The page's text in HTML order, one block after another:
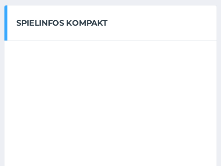
SPIELINFOS KOMPAKT